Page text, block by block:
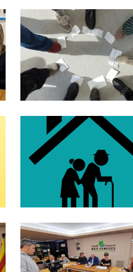
CLOENDA GRUP DE
SUPORT SOCIAL A
La Bisbal Del
Penedès
S. socials
Obert El Termini
De Sol·licitud De
Subvencions Per
Afavorir
L'accessibilitat
Als Edificis I
Posada En Marxa
Un Estudi Amb La
Finalitat De Crear
Un Pla D’acció